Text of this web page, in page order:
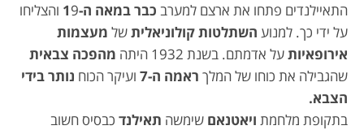
התאיילנדים פתחו את ארצם למערב כבר במאה ה-1
9 והצליחו
על ידי כך. למנוע השתלטות קולוניאליתשל מעצמות
אירופאיותעל אדמתם. בשנת 1932 היתה
מהפכה צבאית
שהגבילה את כוחו של המלך ראמה ה-7 ועיקר הכוח נותר בידי
הצבא.
בתקופת מלחמת ויאטנאם שימשה תאילנד כבסיס חשוב